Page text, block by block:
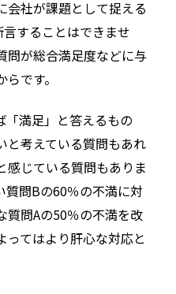
会社が課題として捉える
することはできませ
問が総合満足度などに与
です。
「満足」と答えるもの
と考えている質問もあれ
感じている質問もありま
質問Bの60％の不満に対
質問Aの50％の不満を改
てはより肝心な対応と